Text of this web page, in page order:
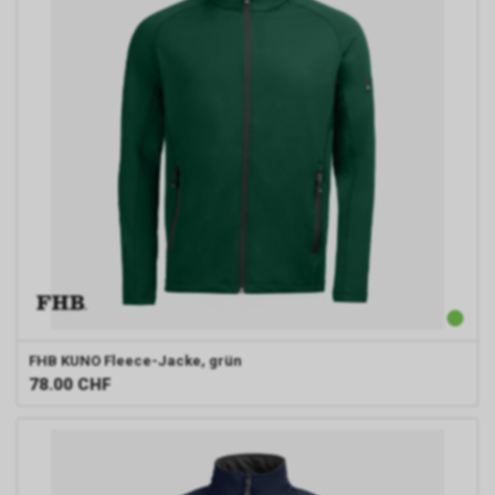
FHB KUNO Fleece-Jacke, grün
78.00 CHF